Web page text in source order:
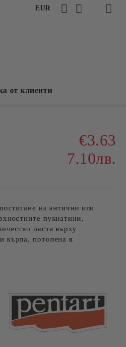
EUR
от клиенти
€3.63
7.10лв.
на антични или
пукнатини,
паста върху
кърпа, потопена в